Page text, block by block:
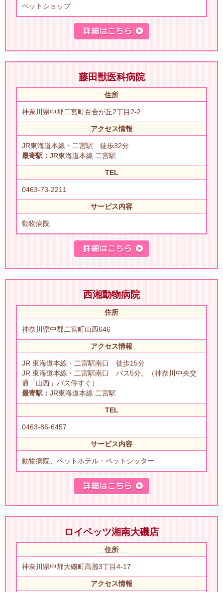
ペットショップ
藤田獣医科病院
住所
神奈川県中郡二宮町百合が丘2丁目2-2
アクセス情報
JR東海道本線・二宮駅 徒歩32分
最寄駅： JR東海道本線 二宮駅
TEL
0463-73-2211
サービス内容
動物病院
西湘動物病院
住所
神奈川県中郡二宮町山西646
アクセス情報
JR 東海道本線・二宮駅南口 徒歩15分
JR 東海道本線・二宮駅南口 バス5分。（神奈川中央交
通「山西」バス停すぐ）
最寄駅： JR東海道本線 二宮駅
TEL
0463-86-6457
サービス内容
動物病院、ペットホテル・ペットシッター
ロイペッツ湘南大磯店
住所
神奈川県中郡大磯町高麗3丁目4-17
アクセス情報